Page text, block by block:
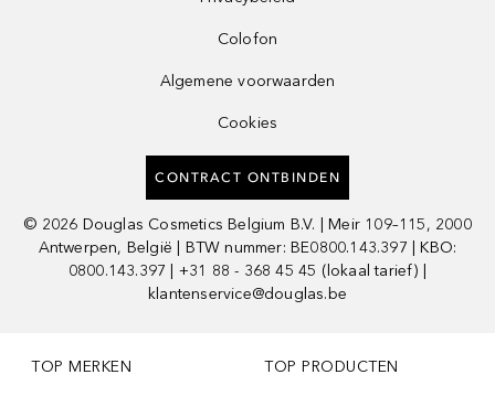
Colofon
Algemene voorwaarden
Cookies
CONTRACT ONTBINDEN
© 2026 Douglas Cosmetics Belgium B.V. | Meir 109–115, 2000
Antwerpen, België | BTW nummer: BE0800.143.397 | KBO:
0800.143.397 | +31 88 - 368 45 45 (lokaal tarief) |
klantenservice@douglas.be
TOP MERKEN TOP PRODUCTEN